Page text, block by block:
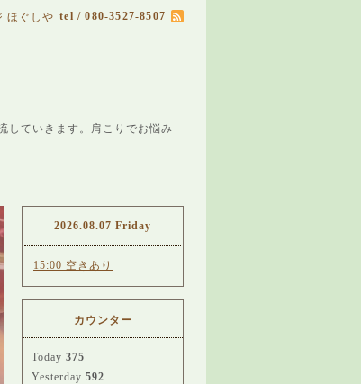
ほぐしや tel / 080-3527-8507
していきます。肩こりでお悩み
2026.08.07 Friday
15:00 空きあり
カウンター
Today 375
Yesterday 592